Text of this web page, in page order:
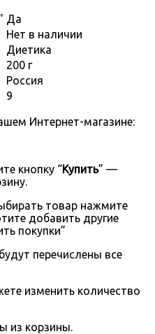
Да
Нет в наличии
Диетика
200 г
Россия
9
Интернет-магазине:
кнопку “Купить” —
товар нажмите
добавить другие
покупки”
перечислены все
изменить количество
из корзины.